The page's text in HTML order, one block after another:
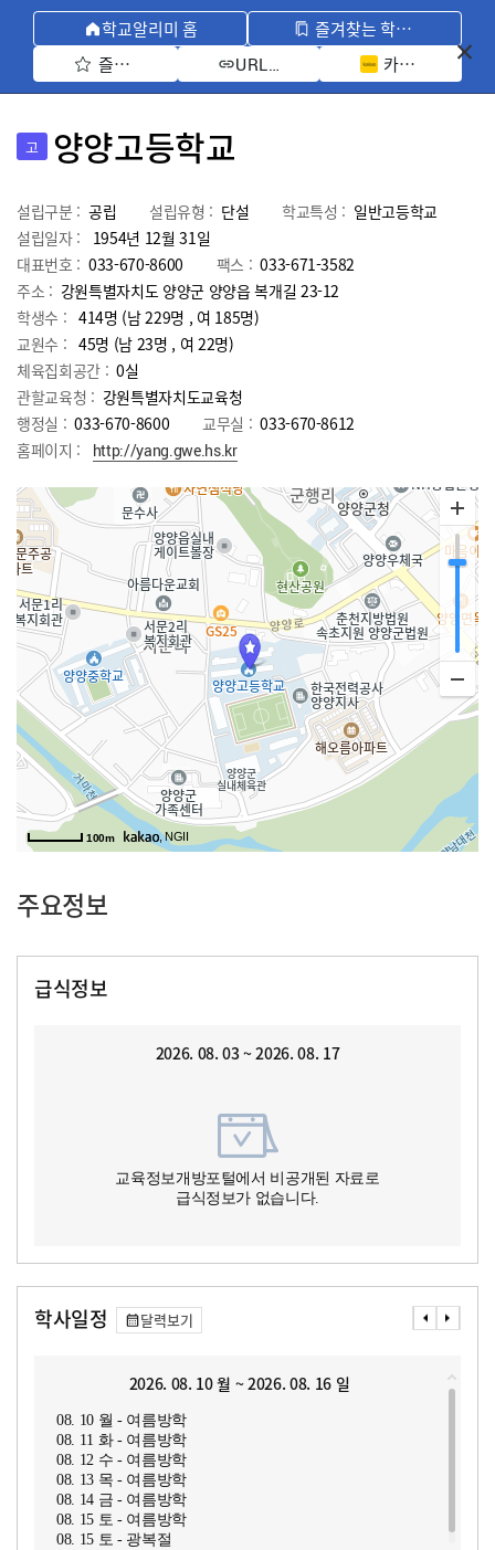
학교알리미 홈
즐겨찾는 학교 모아보기
즐겨찾기 선택
URL 복사 카카오톡 공유
고 양양고등학교
설립구분 : 공립 설립유형 : 단설 학교특성 : 일반고등학교
설립일자 :
1954년 12월 31일
대표번호 : 033-670-8600 팩스 : 033-671-3582
주소 : 강원특별자치도 양양군 양양읍 복개길 23-12
학생수 : 414명 (남 229명 , 여 185명)
교원수 : 45명 (남 23명 , 여 22명)
체육집회공간 : 0실
관할교육청 : 강원특별자치도교육청
행정실 : 033-670-8600 교무실 : 033-670-8612
홈페이지 :
http://yang.gwe.hs.kr
100m , NGII
주요정보
급식정보
2026. 08. 03 ~ 2026. 08. 17
교육정보개방포털에서 비공개된 자료로
급식정보가 없습니다.
학사일정 달력보기
2026. 08. 10 월 ~ 2026. 08. 16 일
08. 10 월 - 여름방학
08. 11 화 - 여름방학
08. 12 수 - 여름방학
08. 13 목 - 여름방학
08. 14 금 - 여름방학
08. 15 토 - 여름방학
08. 15 토 - 광복절